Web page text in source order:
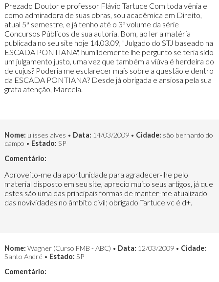
Prezado Doutor e professor Flávio Tartuce Com toda vênia e
como admiradora de suas obras, sou acadêmica em Direito,
atual 5ª semestre, e já tenho até o 3º volume da série
Concursos Públicos de sua autoria. Bom, ao ler a matéria
publicada no seu site hoje 14.03.09, "Julgado do STJ baseado na
ESCADA PONTIANA", humildemente lhe pergunto se teria sido
um julgamento justo, uma vez que também a viúva é herdeira do
de cujus? Poderia me esclarecer mais sobre a questão e dentro
da ESCADA PONTIANA? Desde já obrigada e ansiosa pela sua
grata atenção, Marcela.
Nome: ulisses alves • Data: 14/03/2009 • Cidade: são bernardo do
campo • Estado: SP
Comentário:
Aproveito-me da aportunidade para agradecer-lhe pelo
material disposto em seu site, aprecio muito seus artigos, já que
estes são uma das principais formas de manter-me atualizado
das novividades no âmbito civil; obrigado Tartuce vc é d+.
Nome: Wagner (Curso FMB - ABC) • Data: 12/03/2009 • Cidade:
Santo André • Estado: SP
Comentário: